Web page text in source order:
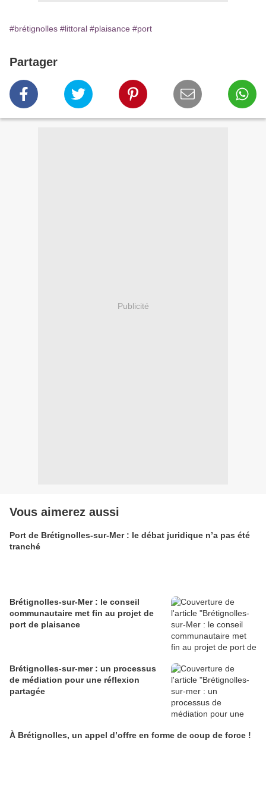
#brétignolles #littoral #plaisance #port
Partager
Publicité
Vous aimerez aussi
Port de Brétignolles-sur-Mer : le débat juridique n’a pas été
tranché
Brétignolles-sur-Mer : le conseil
communautaire met fin au projet de
port de plaisance
Brétignolles-sur-mer : un processus
de médiation pour une réflexion
partagée
À Brétignolles, un appel d’offre en forme de coup de force !